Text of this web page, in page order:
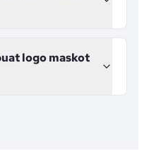
logo maskot